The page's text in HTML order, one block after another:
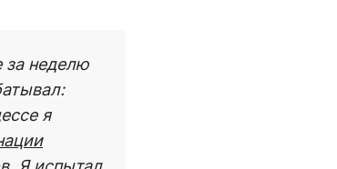
за неделю
я